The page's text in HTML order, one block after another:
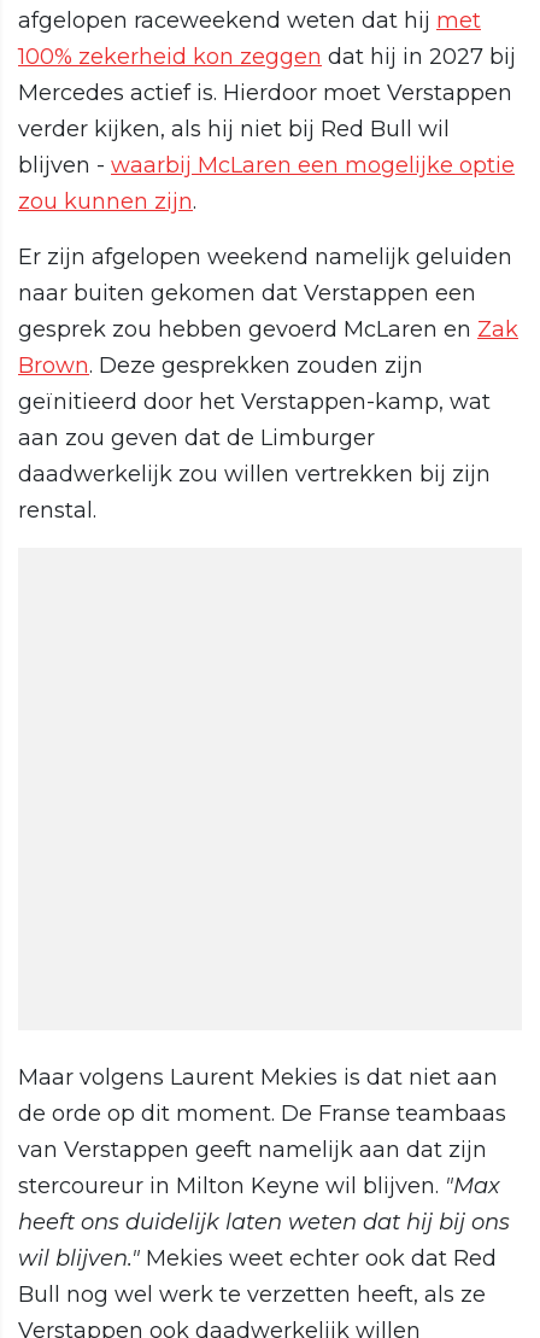
afgelopen raceweekend weten dat hij met
100% zekerheid kon zeggen dat hij in 2027 bij
Mercedes actief is. Hierdoor moet Verstappen
verder kijken, als hij niet bij Red Bull wil
blijven - waarbij McLaren een mogelijke optie
zou kunnen zijn.
Er zijn afgelopen weekend namelijk geluiden
naar buiten gekomen dat Verstappen een
gesprek zou hebben gevoerd McLaren en Zak
Brown. Deze gesprekken zouden zijn
geïnitieerd door het Verstappen-kamp, wat
aan zou geven dat de Limburger
daadwerkelijk zou willen vertrekken bij zijn
renstal.
Maar volgens Laurent Mekies is dat niet aan
de orde op dit moment. De Franse teambaas
van Verstappen geeft namelijk aan dat zijn
stercoureur in Milton Keyne wil blijven. "Max
heeft ons duidelijk laten weten dat hij bij ons
wil blijven." Mekies weet echter ook dat Red
Bull nog wel werk te verzetten heeft, als ze
Verstappen ook daadwerkelijk willen